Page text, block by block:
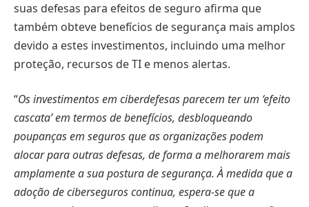
suas defesas para efeitos de seguro afirma que
também obteve benefícios de segurança mais amplos
devido a estes investimentos, incluindo uma melhor
proteção, recursos de TI e menos alertas.
“Os investimentos em ciberdefesas parecem ter um ‘efeito
cascata’ em termos de benefícios, desbloqueando
poupanças em seguros que as organizações podem
alocar para outras defesas, de forma a melhorarem mais
amplamente a sua postura de segurança. À medida que a
adoção de ciberseguros continua, espera-se que a